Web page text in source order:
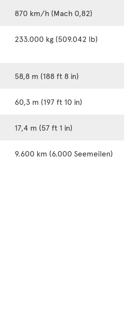
870 km/h (Mach 0,82)
233.000 kg (509.042 lb)
58,8 m (188 ft 8 in)
60,3 m (197 ft 10 in)
17,4 m (57 ft 1 in)
9.600 km (6.000 Seemeilen)